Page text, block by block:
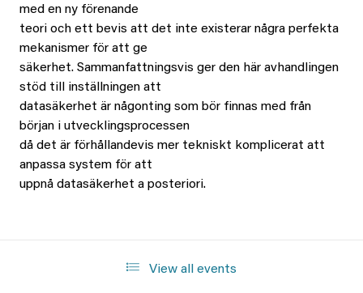
med en ny förenande
teori och ett bevis att det inte existerar några perfekta
mekanismer för att ge
säkerhet. Sammanfattningsvis ger den här avhandlingen
stöd till inställningen att
datasäkerhet är någonting som bör finnas med från
början i utvecklingsprocessen
då det är förhållandevis mer tekniskt komplicerat att
anpassa system för att
uppnå datasäkerhet a posteriori.
View all events